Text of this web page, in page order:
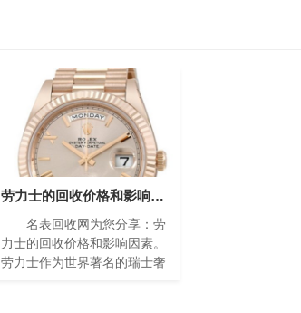
劳力士的回收价格和影响因素(影响劳力士回收价格的因素)
名表回收网为您分享：劳
力士的回收价格和影响因素。
劳力士作为世界著名的瑞士奢